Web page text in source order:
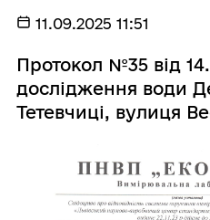
11.09.2025 11:51
Протокол №35 від
дослідження води
Тетевчиці, вулиця